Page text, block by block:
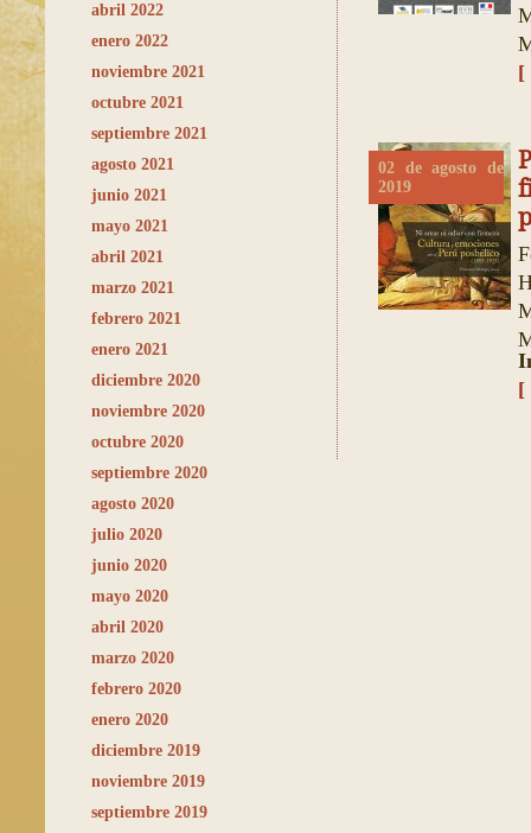
abril 2022
enero 2022
noviembre 2021
octubre 2021
septiembre 2021
agosto 2021
junio 2021
mayo 2021
abril 2021
marzo 2021
febrero 2021
enero 2021
diciembre 2020
noviembre 2020
octubre 2020
septiembre 2020
agosto 2020
julio 2020
junio 2020
mayo 2020
abril 2020
marzo 2020
febrero 2020
enero 2020
diciembre 2019
noviembre 2019
septiembre 2019
[
02 de agosto de
2019
[